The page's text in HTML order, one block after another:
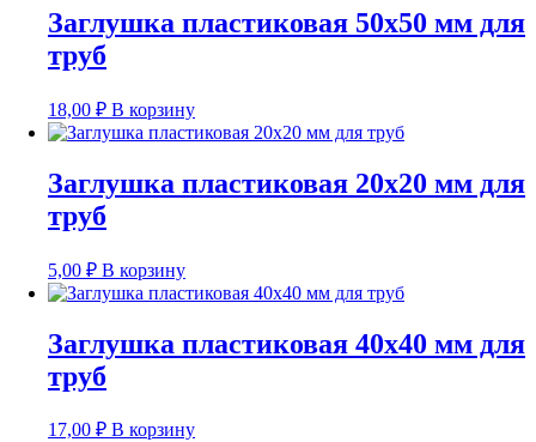
Заглушка пластиковая 50х50 мм для
труб
18,00 ₽ В корзину
Заглушка пластиковая 20х20 мм для
труб
5,00 ₽ В корзину
Заглушка пластиковая 40х40 мм для
труб
17,00 ₽ В корзину